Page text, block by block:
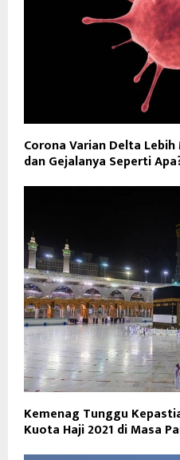
Corona Varian Delta
dan Gejalanya Seperti
Kemenag Tunggu
Kuota Haji 2021 di Masa